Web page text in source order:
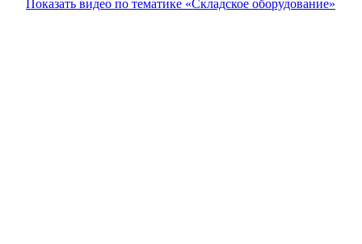
Показать видео по тематике «Складское оборудование»